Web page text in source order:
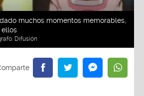
muchos momentos memorables,
ellos
Difusión